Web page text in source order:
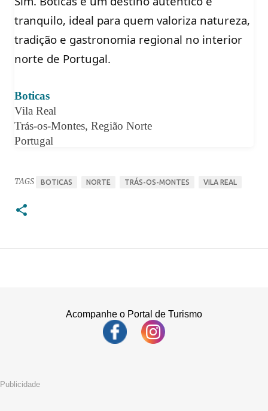
tranquilo, ideal para quem valoriza natureza,
tradição e gastronomia regional no interior
norte de Portugal.
Boticas
Vila Real
Trás-os-Montes, Região Norte
Portugal
TAGS BOTICAS NORTE TRÁS-OS-MONTES VILA REAL
Acompanhe o Portal de Turismo
Publicidade